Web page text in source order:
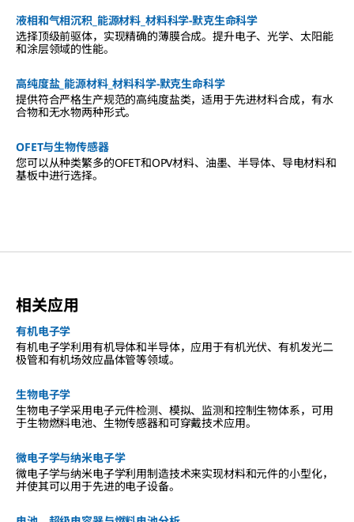
液相和气相沉积_能源材料_材料科学-默克生命科学
选择顶级前驱体，实现精确的薄膜合成。提升电子、光学、太阳能
和涂层领域的性能。
高纯度盐_能源材料_材料科学-默克生命科学
提供符合严格生产规范的高纯度盐类，适用于先进材料合成，有水
合物和无水物两种形式。
OFET与生物传感器
您可以从种类繁多的OFET和OPV材料、油墨、半导体、导电材料和
基板中进行选择。
相关应用
有机电子学
有机电子学利用有机导体和半导体，应用于有机光伏、有机发光二
极管和有机场效应晶体管等领域。
生物电子学
生物电子学采用电子元件检测、模拟、监测和控制生物体系，可用
于生物燃料电池、生物传感器和可穿戴技术应用。
微电子学与纳米电子学
微电子学与纳米电子学利用制造技术来实现材料和元件的小型化，
并使其可以用于先进的电子设备。